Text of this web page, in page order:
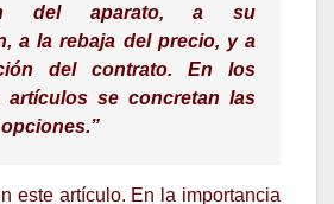
del aparato, a su
a la rebaja del precio, y a
del contrato. En los
artículos se concretan las
este artículo. En la importancia